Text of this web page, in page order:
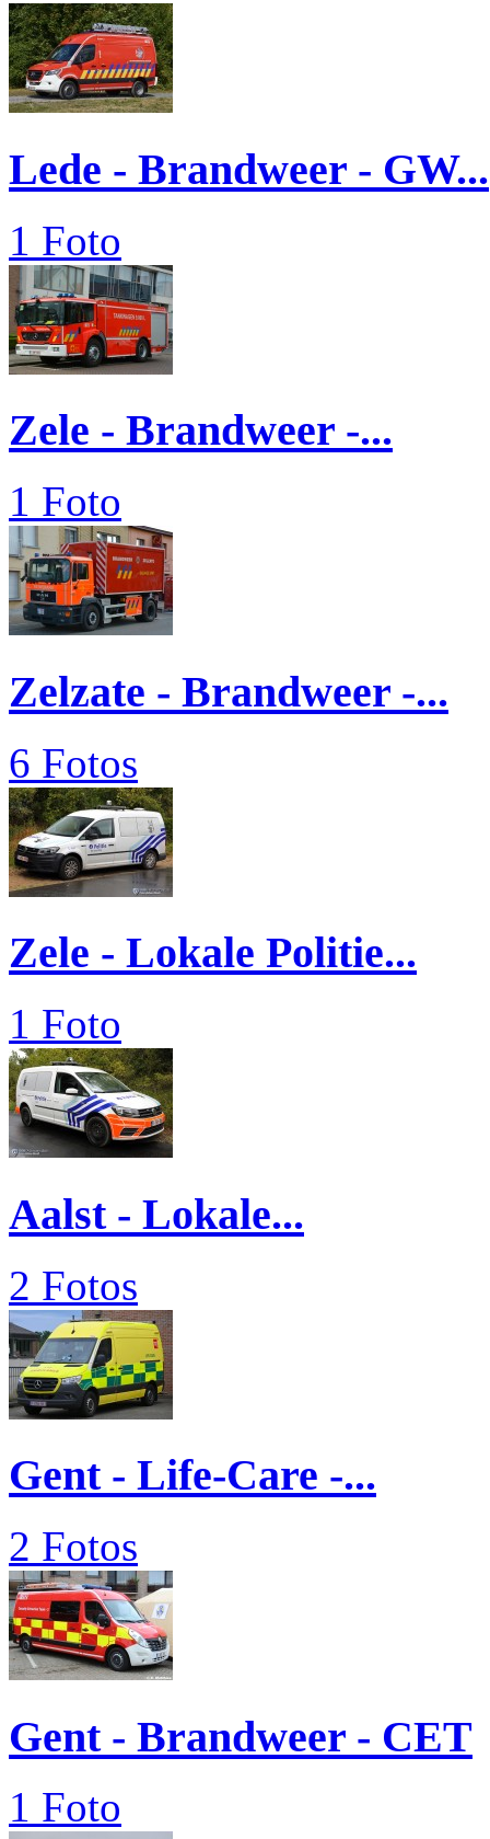
Lede - Brandweer - GW...
1 Foto
Zele - Brandweer -...
1 Foto
Zelzate - Brandweer -...
6 Fotos
Zele - Lokale Politie...
1 Foto
Aalst - Lokale...
2 Fotos
Gent - Life-Care -...
2 Fotos
Gent - Brandweer - CET
1 Foto